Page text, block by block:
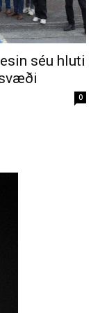
séu hluti
0